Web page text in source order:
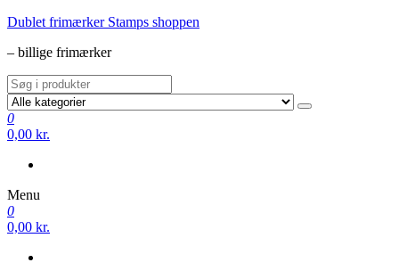
Videre
indhold
Dublet frimærker Stamps shoppen
– billige frimærker
0
0,00 kr.
Menu
0
0,00 kr.